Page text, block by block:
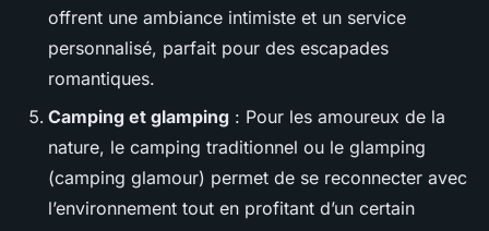
offrent une ambiance intimiste et un service
personnalisé, parfait pour des escapades
romantiques.
Camping et glamping : Pour les amoureux de la
nature, le camping traditionnel ou le glamping
(camping glamour) permet de se reconnecter avec
l’environnement tout en profitant d’un certain